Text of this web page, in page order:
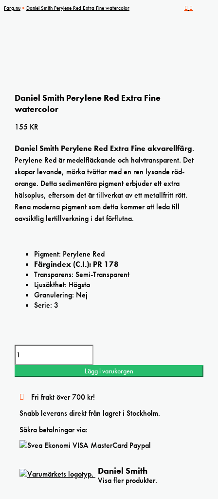
Farg.nu > Daniel Smith Perylene Red Extra Fine watercolor
Daniel Smith Perylene Red Extra Fine
watercolor
155 KR
Daniel Smith Perylene Red Extra Fine akvarellfärg.
Perylene Red är medelfläckande och halvtransparent. Det
skapar levande, mörka tvättar med en ren lysande röd-
orange. Detta sedimentära pigment erbjuder ett extra
hälsoplus, eftersom det är tillverkat av ett metallfritt rött.
Rena moderna pigment som detta kommer att leda till
oavsiktlig lertillverkning i det förflutna.
Pigment: Perylene Red
Färgindex (C.I.): PR 178
Transparens: Semi-Transparent
Ljusäkthet: Högsta
Granulering: Nej
Serie: 3
Lägg i varukorgen
Fri frakt över 700 kr!
Snabb leverans direkt från lagret i Stockholm.
Säkra betalningar via:
Daniel Smith
Visa fler produkter.